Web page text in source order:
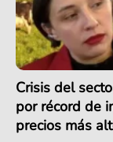
Crisis del
por récord de
precios más